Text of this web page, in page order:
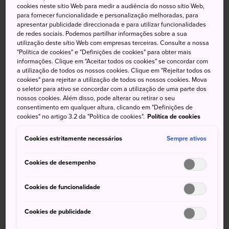
arredores urbanos. Aventure-se por um trecho de
aproximadamente 1 quilômetro de florestas, cachoeiras,
templos e santuários. Uma tarde nesse exuberante refúgio
é certamente revigorante, principalmente no calor do
verão.
Não perca
Um denso oásis florestal, repleto de vida
O peculiar café Setsugetsuka
cookies neste sítio Web para medir a audiência do nosso sítio Web,
para fornecer funcionalidade e personalização melhoradas, para
apresentar publicidade direccionada e para utilizar funcionalidades
de redes sociais. Podemos partilhar informações sobre a sua
utilização deste sítio Web com empresas terceiras. Consulte a nossa
"Política de cookies" e "Definições de cookies" para obter mais
informações. Clique em "Aceitar todos os cookies" se concordar com
a utilização de todos os nossos cookies. Clique em "Rejeitar todos os
cookies" para rejeitar a utilização de todos os nossos cookies. Mova
o seletor para ativo se concordar com a utilização de uma parte dos
nossos cookies. Além disso, pode alterar ou retirar o seu
consentimento em qualquer altura, clicando em "Definições de
cookies" no artigo 3.2 da "Política de cookies". Política de cookies
Cookies estritamente necessários Sempre ativos
Cookies de desempenho
Cookies de funcionalidade
Cookies de publicidade